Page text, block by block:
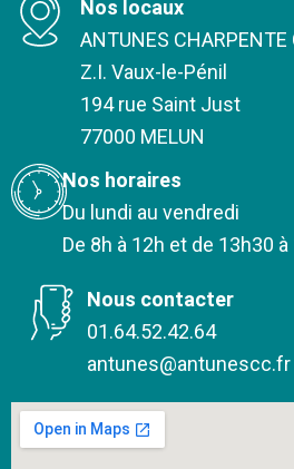
Nos locaux
ANTUNES CHARPENTE
Z.I. Vaux-le-Pénil
194 rue Saint Just
77000 MELUN
Nos horaires
Du lundi au vendredi
De 8h à 12h et de 13h30 à
Nous contacter
01.64.52.42.64
antunes@antunescc.fr